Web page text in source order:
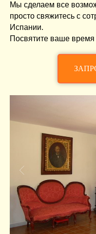
Мы сделаем все
просто свяжитесь с
Испании.
Посвятите ваше время